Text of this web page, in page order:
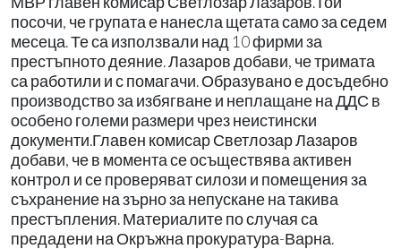
посочи, че групата е нанесла щетата само за седем
месеца. Те са използвали над 10 фирми за
престъпното деяние. Лазаров добави, че тримата
са работили и с помагачи. Образувано е досъдебно
производство за избягване и неплащане на ДДС в
особено големи размери чрез неистински
документи.Главен комисар Светлозар Лазаров
добави, че в момента се осъществява активен
контрол и се проверяват силози и помещения за
съхранение на зърно за непускане на такива
престъпления. Материалите по случая са
предадени на Окръжна прокуратура-Варна.